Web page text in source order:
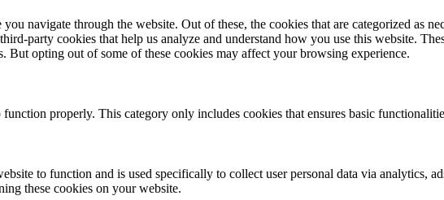
navigate through the website. Out of these, the cookies that are categorized as
party cookies that help us analyze and understand how you use this website.
But opting out of some of these cookies may affect your browsing experience.
properly. This category only includes cookies that ensures basic
to function and is used specifically to collect user personal data via analytics,
these cookies on your website.